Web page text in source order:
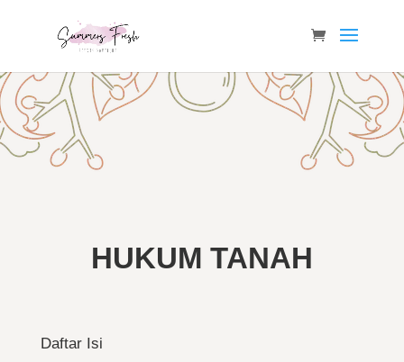
HUKUM TANAH
Daftar Isi